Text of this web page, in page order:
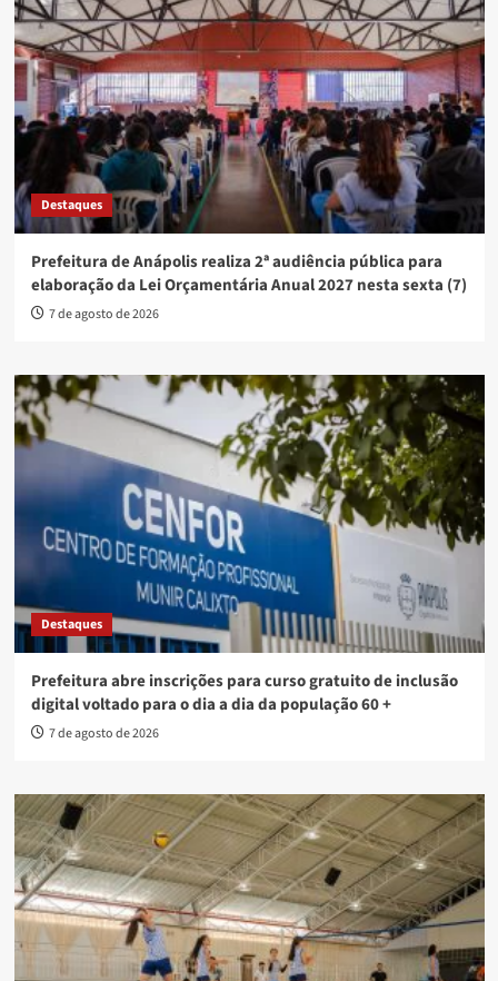
Destaques
Prefeitura de Anápolis realiza 2ª audiência pública para
elaboração da Lei Orçamentária Anual 2027 nesta sexta (7)
7 de agosto de 2026
Destaques
Prefeitura abre inscrições para curso gratuito de inclusão
digital voltado para o dia a dia da população 60 +
7 de agosto de 2026